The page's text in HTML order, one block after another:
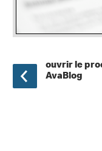
ouvrir le
AvaBlog